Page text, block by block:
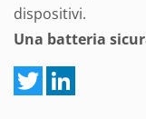
dispositivi.
Una batteria